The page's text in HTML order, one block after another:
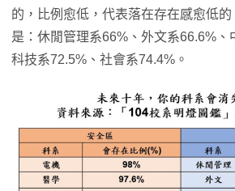
的，比例愈低，代表落在存在感愈低
是：休閒管理系66%、外文系66.6%、
科技系72.5%、社會系74.4%。